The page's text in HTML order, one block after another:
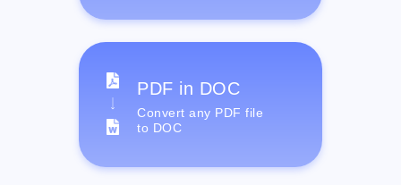
PDF in DOC
Convert any PDF file
to DOC